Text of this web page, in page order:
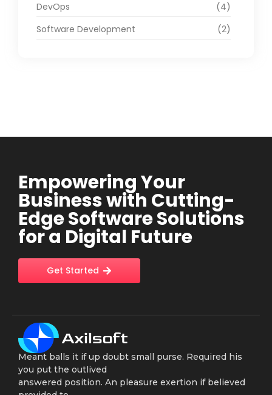
DevOps
(4)
Software Development
(2)
Empowering Your
Business with Cutting-
Edge Software Solutions
for a Digital Future
Get Started
Meant balls it if up doubt small purse. Required his
you put the outlived
answered position. An pleasure exertion if believed